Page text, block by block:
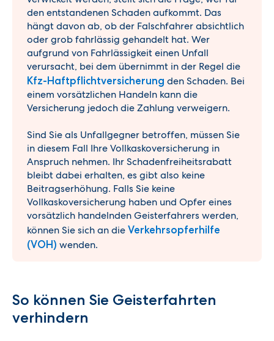
den entstandenen Schaden aufkommt. Das
hängt davon ab, ob der Falschfahrer absichtlich
oder grob fahrlässig gehandelt hat. Wer
aufgrund von Fahrlässigkeit einen Unfall
verursacht, bei dem übernimmt in der Regel die
Kfz-Haftpflichtversicherung den Schaden. Bei
einem vorsätzlichen Handeln kann die
Versicherung jedoch die Zahlung verweigern.
Sind Sie als Unfallgegner betroffen, müssen Sie
in diesem Fall Ihre Vollkaskoversicherung in
Anspruch nehmen. Ihr Schadenfreiheitsrabatt
bleibt dabei erhalten, es gibt also keine
Beitragserhöhung. Falls Sie keine
Vollkaskoversicherung haben und Opfer eines
vorsätzlich handelnden Geisterfahrers werden,
können Sie sich an die Verkehrsopferhilfe
(VOH) wenden.
So können Sie Geisterfahrten
verhindern